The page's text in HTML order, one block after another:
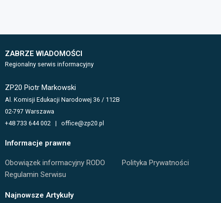
ZABRZE WIADOMOŚCI
Regionalny serwis informacyjny
ZP20 Piotr Markowski
Al. Komisji Edukacji Narodowej 36 / 112B
02-797 Warszawa
+48 733 644 002 | office@zp20.pl
Informacje prawne
Obowiązek informacyjny RODO
Polityka Prywatności
Regulamin Serwisu
Najnowsze Artykuły